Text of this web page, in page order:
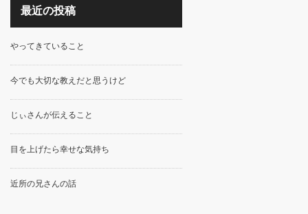
最近の投稿
やってきていること
今でも大切な教えだと思うけど
じぃさんが伝えること
目を上げたら幸せな気持ち
近所の兄さんの話